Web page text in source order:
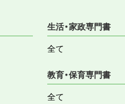
生活・家政専門書
全て
教育・保育専門書
全て